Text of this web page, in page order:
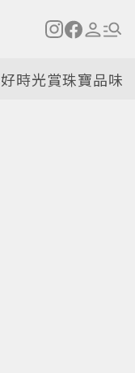
好時光賞珠寶品味